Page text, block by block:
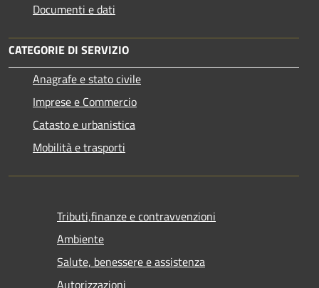
Documenti e dati
CATEGORIE DI SERVIZIO
Anagrafe e stato civile
Imprese e Commercio
Catasto e urbanistica
Mobilità e trasporti
Tributi,finanze e contravvenzioni
Ambiente
Salute, benessere e assistenza